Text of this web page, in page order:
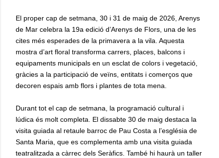
El proper cap de setmana, 30 i 31 de maig de 2026, Arenys
de Mar celebra la 19a edició d’Arenys de Flors, una de les
cites més esperades de la primavera a la vila. Aquesta
mostra d’art floral transforma carrers, places, balcons i
equipaments municipals en un esclat de colors i vegetació,
gràcies a la participació de veïns, entitats i comerços que
decoren espais amb flors i plantes de tota mena.
Durant tot el cap de setmana, la programació cultural i
lúdica és molt completa. El dissabte 30 de maig destaca la
visita guiada al retaule barroc de Pau Costa a l’església de
Santa Maria, que es complementa amb una visita guiada
teatralitzada a càrrec dels Seràfics. També hi haurà un taller